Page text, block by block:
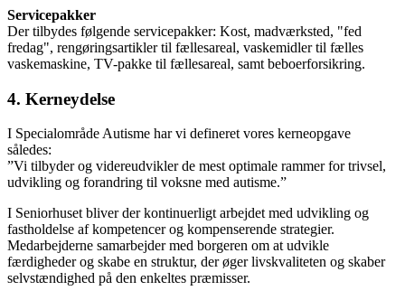
Servicepakker
Der tilbydes følgende servicepakker: Kost, madværksted, "fed
fredag", rengøringsartikler til fællesareal, vaskemidler til fælles
vaskemaskine, TV-pakke til fællesareal, samt beboerforsikring.
4. Kerneydelse
I Specialområde Autisme har vi defineret vores kerneopgave
således:
”Vi tilbyder og videreudvikler de mest optimale rammer for trivsel,
udvikling og forandring til voksne med autisme.”
I Seniorhuset bliver der kontinuerligt arbejdet med udvikling og
fastholdelse af kompetencer og kompenserende strategier.
Medarbejderne samarbejder med borgeren om at udvikle
færdigheder og skabe en struktur, der øger livskvaliteten og skaber
selvstændighed på den enkeltes præmisser.